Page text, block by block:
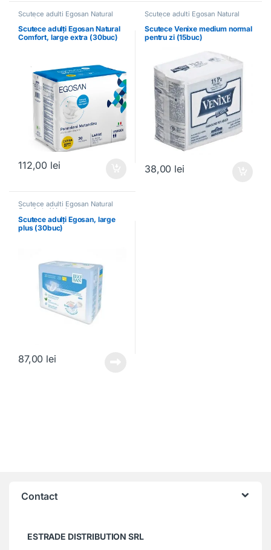
Scutece adulti Egosan Natural
Comfort și Venixe
Scutece adulți Egosan Natural
Comfort, large extra (30buc)
112,00 lei
Scutece adulti Egosan Natural
Comfort și Venixe
Scutece Venixe medium normal
pentru zi (15buc)
38,00 lei
Scutece adulti Egosan Natural
Comfort și Venixe
Scutece adulți Egosan, large
plus (30buc)
87,00 lei
Contact
ESTRADE DISTRIBUTION SRL